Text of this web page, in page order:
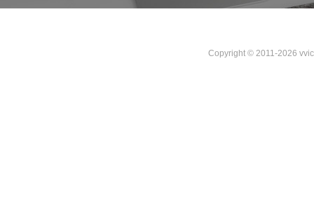
Copyright © 2011-2026